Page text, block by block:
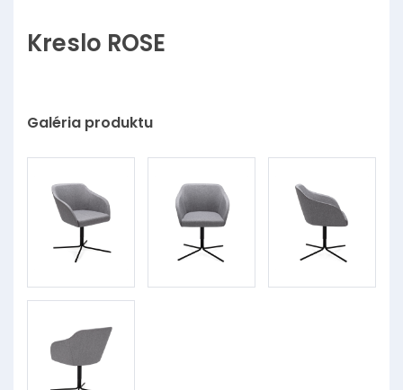
Kreslo ROSE
Galéria produktu